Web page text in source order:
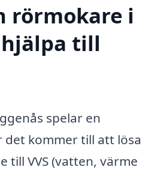
rörmokare i
hjälpa till
spelar en
kommer till att lösa
till VVS (vatten, värme